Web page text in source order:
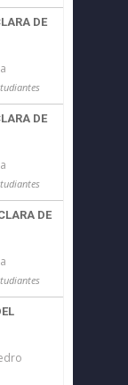
DE
DE
DE